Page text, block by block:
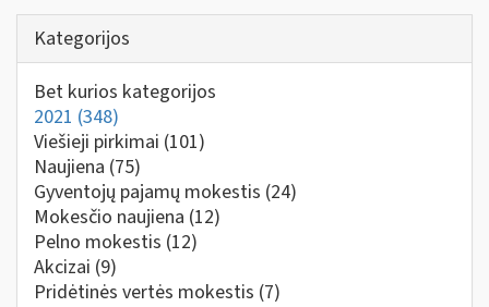
Kategorijos
Bet kurios kategorijos
2021 (348)
Viešieji pirkimai (101)
Naujiena (75)
Gyventojų pajamų mokestis (24)
Mokesčio naujiena (12)
Pelno mokestis (12)
Akcizai (9)
Pridėtinės vertės mokestis (7)